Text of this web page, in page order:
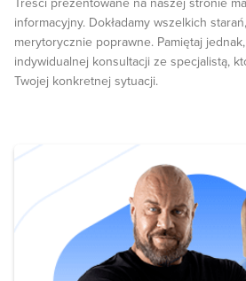
Treści prezentowane na naszej stronie
informacyjny. Dokładamy wszelkich
merytorycznie poprawne. Pamiętaj
indywidualnej konsultacji ze specjalistą,
Twojej konkretnej sytuacji.